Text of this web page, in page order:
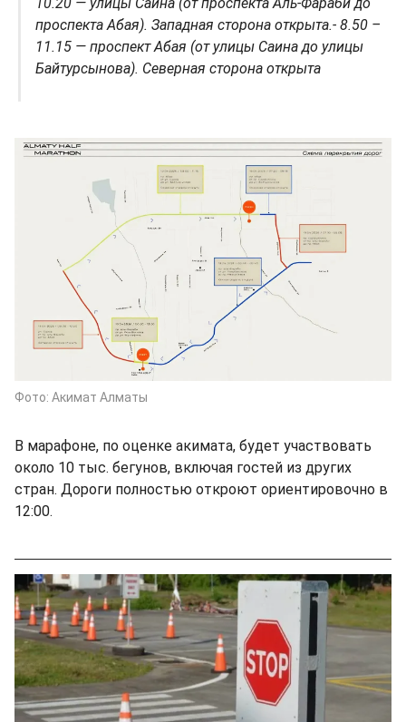
проспекта Абая). Западная сторона открыта.- 8.50 –
11.15 — проспект Абая (от улицы Саина до улицы
Байтурсынова). Северная сторона открыта
Фото: Акимат Алматы
В марафоне, по оценке акимата, будет участвовать
около 10 тыс. бегунов, включая гостей из других
стран. Дороги полностью откроют ориентировочно в
12:00.